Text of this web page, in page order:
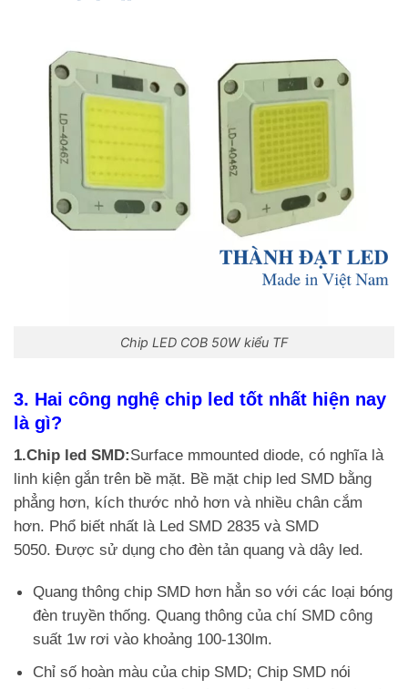
Chip LED COB 50W kiểu TF
3. Hai công nghệ chip led tốt nhất hiện nay
là gì?
1.Chip led SMD:Surface mmounted diode, có nghĩa là
linh kiện gắn trên bề mặt. Bề mặt chip led SMD bằng
phẳng hơn, kích thước nhỏ hơn và nhiều chân cắm
hơn. Phổ biết nhất là Led SMD 2835 và SMD
5050. Được sử dụng cho đèn tản quang và dây led.
Quang thông chip SMD hơn hẳn so với các loại bóng
đèn truyền thống. Quang thông của chí SMD công
suất 1w rơi vào khoảng 100-130lm.
Chỉ số hoàn màu của chip SMD; Chip SMD nói